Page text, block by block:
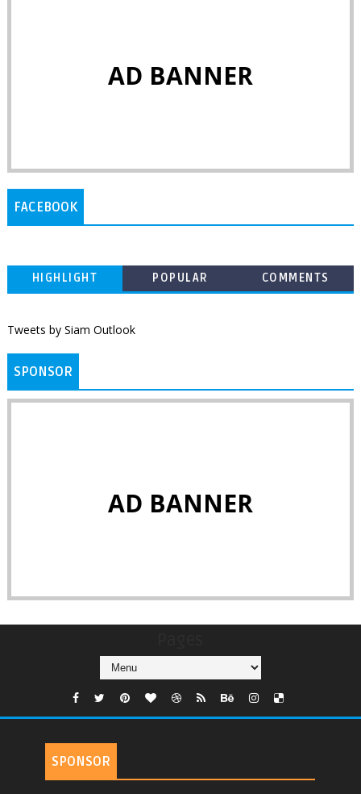
AD BANNER
FACEBOOK
HIGHLIGHT POPULAR COMMENTS
Tweets by Siam Outlook
SPONSOR
AD BANNER
SPONSOR